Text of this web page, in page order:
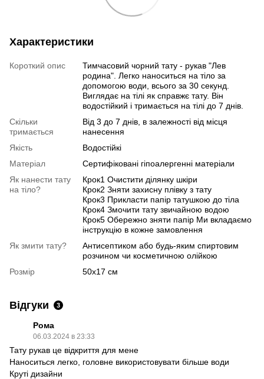
Характеристики
Короткий опис
Тимчасовий чорний тату - рукав "Лев
родина". Легко наноситься на тіло за
допомогою води, всього за 30 секунд.
Виглядає на тілі як справжє тату. Він
водостійкий і тримається на тілі до 7 днів.
Скільки
тримається
Від 3 до 7 днів, в залежності від місця
нанесення
Якість
Водостійкі
Матеріал
Сертифіковані гіпоалергенні матеріали
Як нанести тату
на тіло?
Крок1 Очистити ділянку шкіри
Крок2 Зняти захисну плівку з тату
Крок3 Прикласти папір татушкою до тіла
Крок4 Змочити тату звичайною водою
Крок5 Обережно зняти папір Ми вкладаємо
інструкцію в кожне замовлення
Як змити тату?
Антисептиком або будь-яким спиртовим
розчином чи косметичною олійкою
Розмір
50х17 см
Відгуки 3
Рома
06.03.2024 в 23:33
Тату рукав це відкриття для мене
Наноситься легко, головне використовувати більше води
Круті дизайни